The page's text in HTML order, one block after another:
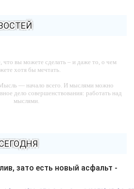
что вы можете сделать – и даже то, о чем
хотя бы мечтать.
— начало всего. И мыслями можно
дело совершенствования: работать над
мыслями.
— это ум. Самая большая нищета —
самый пугающий — самолюбование.
с хорошим советом, это пропустить его
полезен никому, кроме того, кто его